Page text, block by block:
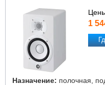
1
Назначение: полочная,